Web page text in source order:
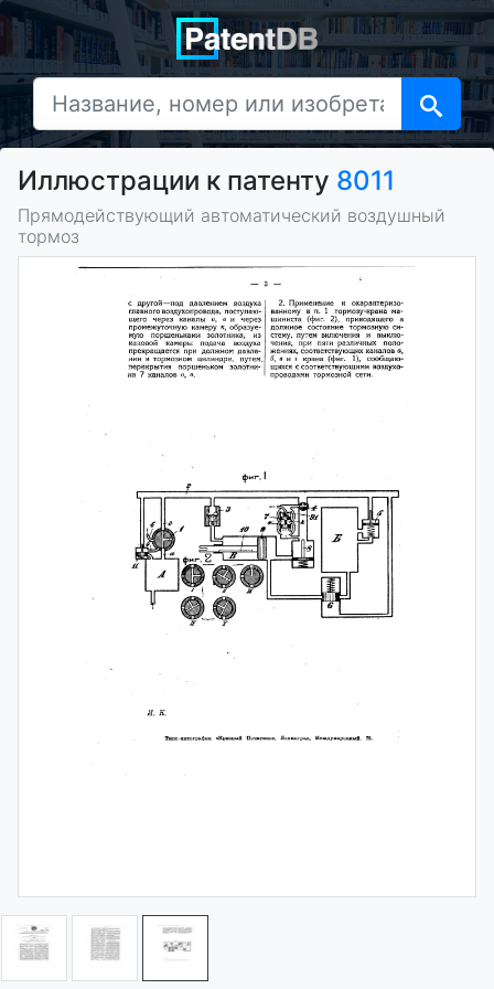
Иллюстрации к патенту 8011
Прямодействующий автоматический воздушный
тормоз